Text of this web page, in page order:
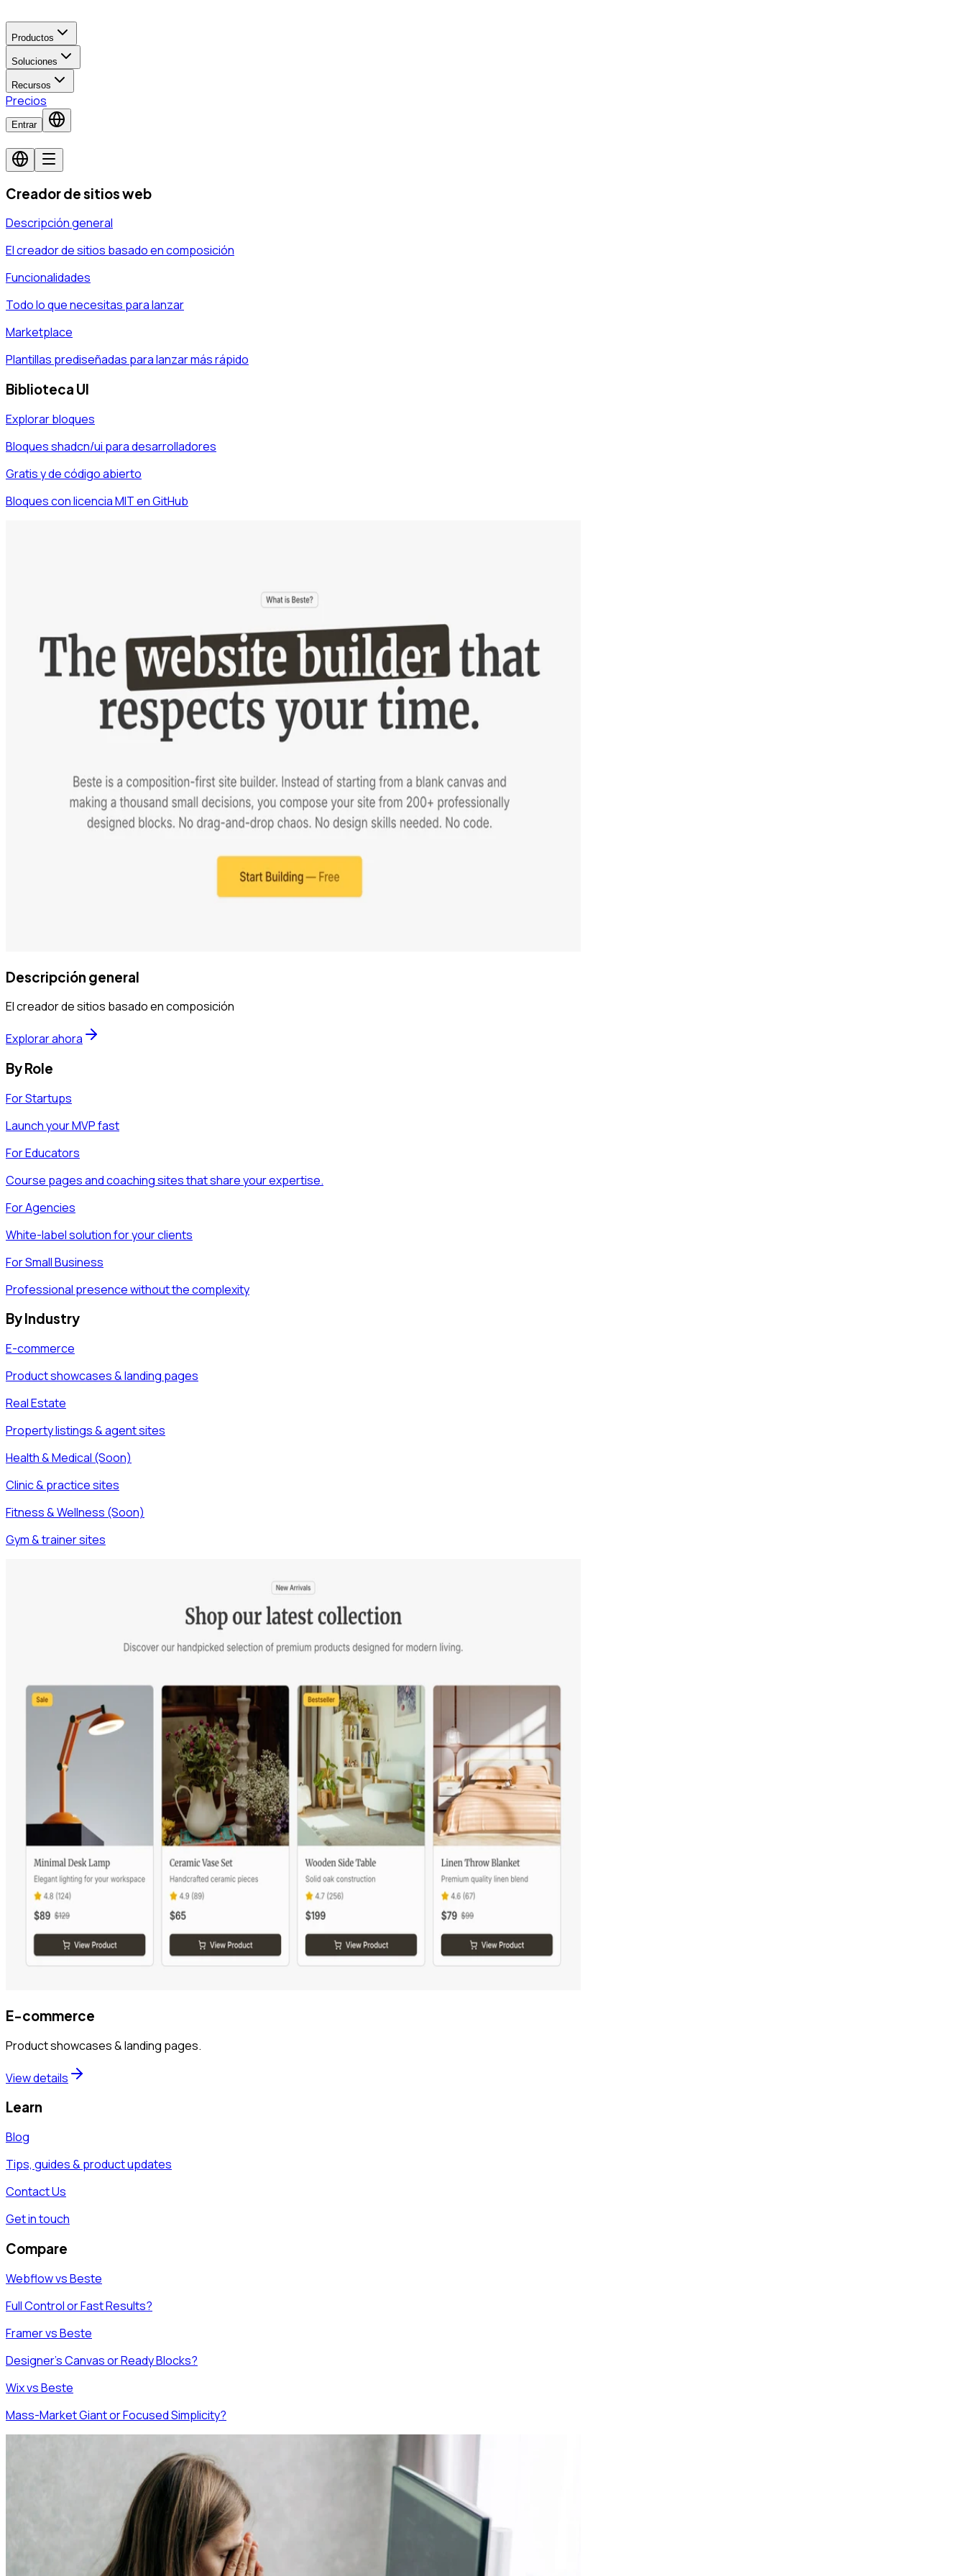
Productos
Soluciones
Recursos
Precios
Entrar
Creador de sitios web
Descripción general
El creador de sitios basado en composición
Funcionalidades
Todo lo que necesitas para lanzar
Marketplace
Plantillas prediseñadas para lanzar más rápido
Biblioteca UI
Explorar bloques
Bloques shadcn/ui para desarrolladores
Gratis y de código abierto
Bloques con licencia MIT en GitHub
Descripción general
El creador de sitios basado en composición
Explorar ahora
By Role
For Startups
Launch your MVP fast
For Educators
Course pages and coaching sites that share your expertise.
For Agencies
White-label solution for your clients
For Small Business
Professional presence without the complexity
By Industry
E-commerce
Product showcases & landing pages
Real Estate
Property listings & agent sites
Health & Medical (Soon)
Clinic & practice sites
Fitness & Wellness (Soon)
Gym & trainer sites
E-commerce
Product showcases & landing pages.
View details
Learn
Blog
Tips, guides & product updates
Contact Us
Get in touch
Compare
Webflow vs Beste
Full Control or Fast Results?
Framer vs Beste
Designer's Canvas or Ready Blocks?
Wix vs Beste
Mass-Market Giant or Focused Simplicity?